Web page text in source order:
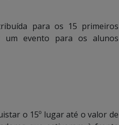
para os 15 primeiros
um evento para os alunos
o 15º lugar até o valor de